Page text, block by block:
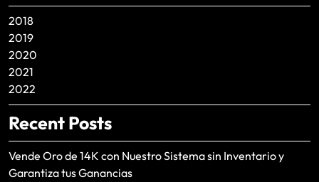
2018
2019
2020
2021
2022
Recent Posts
Vende Oro de 14K con Nuestro Sistema sin Inventario y
Garantiza tus Ganancias